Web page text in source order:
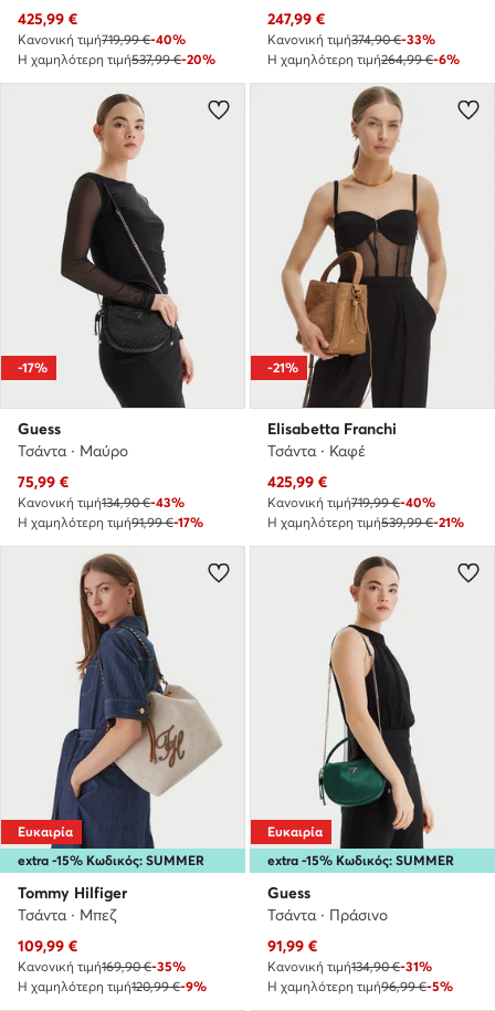
Τρέχουσα τιμή
425,99 €
Κανονική τιμή719,99 €-40%
Η χαμηλότερη τιμή537,99 €-20%
Τρέχουσα τιμή
247,99 €
Κανονική τιμή374,90 €-33%
Η χαμηλότερη τιμή264,99 €-6%
-17%
Guess
Τσάντα · Μαύρο
Τρέχουσα τιμή
75,99 €
Κανονική τιμή134,90 €-43%
Η χαμηλότερη τιμή91,99 €-17%
-21%
Elisabetta Franchi
Τσάντα · Καφέ
Τρέχουσα τιμή
425,99 €
Κανονική τιμή719,99 €-40%
Η χαμηλότερη τιμή539,99 €-21%
extra -15% Κωδικός: SUMMER
Ευκαιρία
Tommy Hilfiger
Τσάντα · Μπεζ
Τρέχουσα τιμή
109,99 €
Κανονική τιμή169,90 €-35%
Η χαμηλότερη τιμή120,99 €-9%
extra -15% Κωδικός: SUMMER
Ευκαιρία
Guess
Τσάντα · Πράσινο
Τρέχουσα τιμή
91,99 €
Κανονική τιμή134,90 €-31%
Η χαμηλότερη τιμή96,99 €-5%